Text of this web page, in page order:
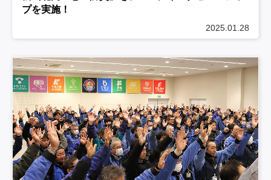
プを実施！
2025.01.28